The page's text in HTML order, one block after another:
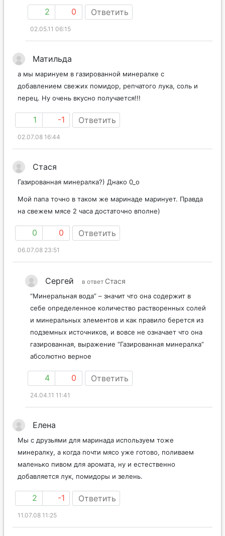
2 0 Ответить
02.05.11 06:15
Матильда
а мы маринуем в газированной минералке с
добавлением свежих помидор, репчатого лука, соль и
перец. Ну очень вкусно получается!!!
1 -1 Ответить
02.07.08 16:44
Стася
Газированная минералка?) Днако 0_о
Мой папа точно в таком же маринаде маринует. Правда
на свежем мясе 2 часа достаточно вполне)
0 0 Ответить
06.07.08 23:51
Сергей в ответ Стася
“Минеральная вода” – значит что она содержит в
себе определенное количество растворенных солей
и минеральных элементов и как правило берется из
подземных источников, и вовсе не означает что она
газированная, выражение “Газированная минералка”
абсолютно верное
4 0 Ответить
24.04.11 11:41
Елена
Мы с друзьями для маринада используем тоже
минералку, а когда почти мясо уже готово, поливаем
маленько пивом для аромата, ну и естественно
добавляется лук, помидоры и зелень.
2 -1 Ответить
11.07.08 11:25